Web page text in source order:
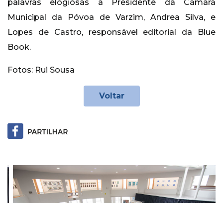
palavras elogiosas a Presidente da Câmara
Municipal da Póvoa de Varzim, Andrea Silva, e
Lopes de Castro, responsável editorial da Blue
Book.
Fotos: Rui Sousa
Voltar